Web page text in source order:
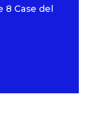
Case del